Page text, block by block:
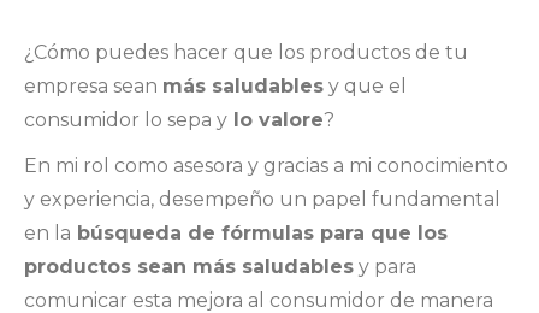
¿Cómo puedes hacer que los productos de tu
empresa sean más saludables y que el
consumidor lo sepa y lo valore?
En mi rol como asesora y gracias a mi conocimiento
y experiencia, desempeño un papel fundamental
en la búsqueda de fórmulas para que los
productos sean más saludables y para
comunicar esta mejora al consumidor de manera